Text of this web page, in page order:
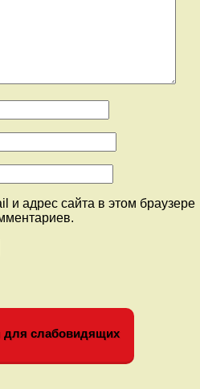
и адрес сайта в этом браузере
для слабовидящих